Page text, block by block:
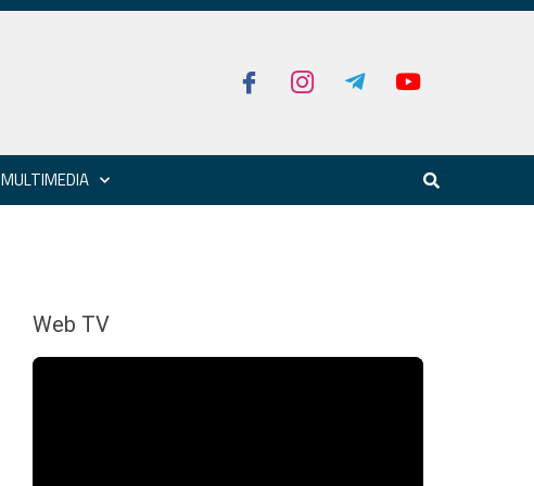
MULTIMEDIA
Web TV